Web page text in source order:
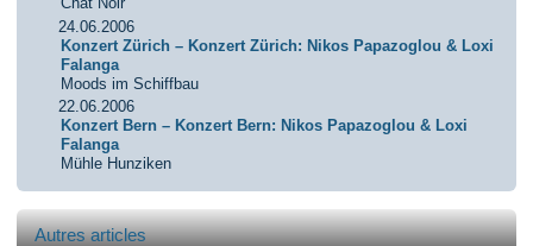
24.06.2006
Konzert Zürich – Konzert Zürich: Nikos Papazoglou & Loxi
Falanga
Moods im Schiffbau
22.06.2006
Konzert Bern – Konzert Bern: Nikos Papazoglou & Loxi
Falanga
Mühle Hunziken
Autres articles